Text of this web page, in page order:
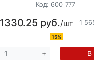
Код: 600_777
1330.25 руб./шт 1
15%
+ В